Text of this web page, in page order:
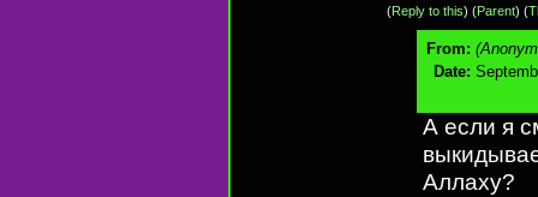
(Reply to this) (Parent) (
From:
Date:
А если я
Аллаху?